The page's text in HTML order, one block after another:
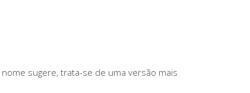
sugere, trata-se de uma versão mais